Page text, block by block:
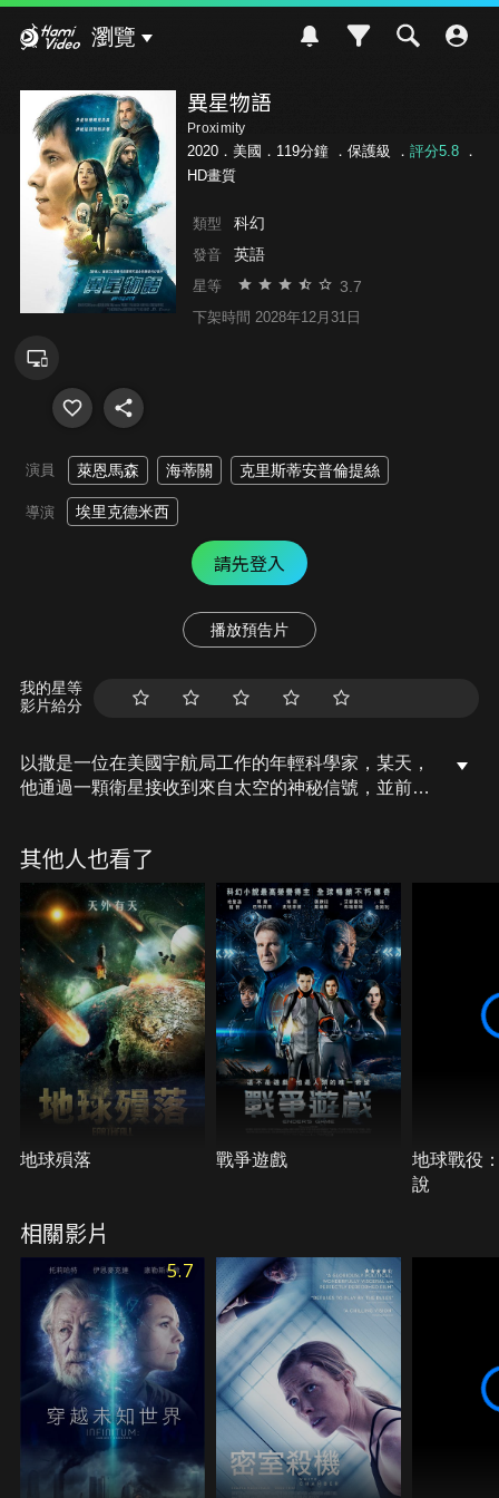
瀏覽
異星物語
Proximity
2020．美國．119分鐘 ． 保護級 ． 評分5.8．
HD畫質
類型 科幻
發音 英語
星等 3.7
下架時間 2028年12月31日
演員 萊恩馬森 海蒂關 克里斯蒂安普倫提絲
導演 埃里克德米西
請先登入
播放預告片
我的星等
影片給分
以撒是一位在美國宇航局工作的年輕科學家，某天，
他通過一顆衛星接收到來自太空的神秘信號，並前往
球後，身邊沒有一個人相信他的故事。面對外界的種
種質疑及嘲諷，以撒開始迷戀於尋找外星物種存在的
證據，並踏上一場尋找未知的神秘旅程…
其他人也看了
地球殞落 戰爭遊戲
地球戰役
說
相關影片
5.7